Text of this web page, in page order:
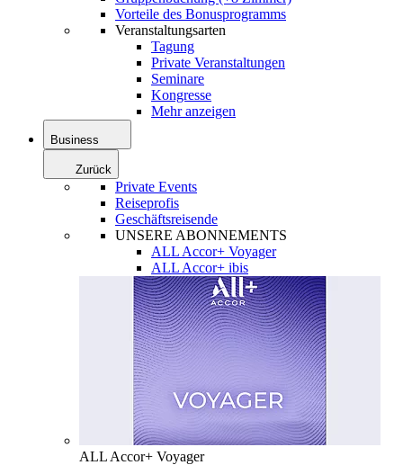
Vorteile des Bonusprogramms
Veranstaltungsarten
Tagung
Private Veranstaltungen
Seminare
Kongresse
Mehr anzeigen
Business
Zurück
Private Events
Reiseprofis
Geschäftsreisende
UNSERE ABONNEMENTS
ALL Accor+ Voyager
ALL Accor+ ibis
ALL Accor+ Voyager